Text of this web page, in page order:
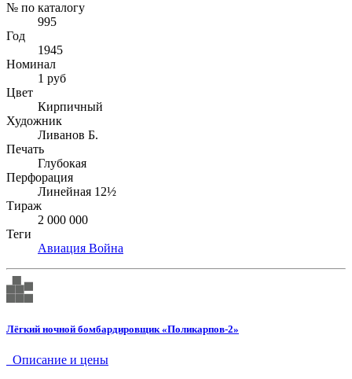
№ по каталогу
995
Год
1945
Номинал
1 руб
Цвет
Кирпичный
Художник
Ливанов Б.
Печать
Глубокая
Перфорация
Линейная 12½
Тираж
2 000 000
Теги
Авиация Война
Лёгкий ночной бомбардировщик «Поликарпов-2»
Описание и цены